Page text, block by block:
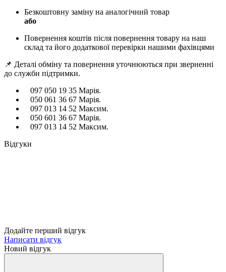
Безкоштовну заміну на аналогічний товар
або
Повернення коштів після повернення товару на наш
склад та його додаткової перевірки нашими фахівцями
📌 Деталі обміну та повернення уточнюються при зверненні
до служби підтримки.
097 050 19 35 Марія.
050 061 36 67 Марія.
097 013 14 52 Максим.
050 601 36 67 Марія.
097 013 14 52 Максим.
Відгуки
Додайте перший відгук
Написати відгук
Новий відгук